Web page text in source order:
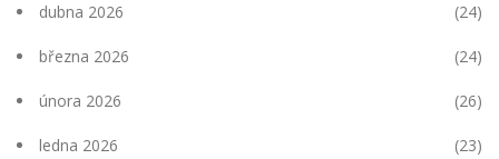
dubna 2026 (24)
března 2026 (24)
února 2026 (26)
ledna 2026 (23)